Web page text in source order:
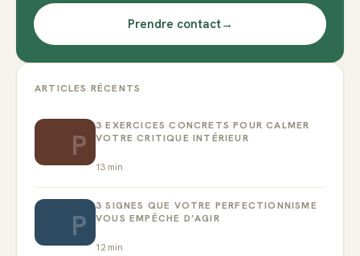
Prendre contact→
ARTICLES RÉCENTS
P
3 EXERCICES CONCRETS POUR CALMER
VOTRE CRITIQUE INTÉRIEUR
13 min
P
3 SIGNES QUE VOTRE PERFECTIONNISME
VOUS EMPÊCHE D’AGIR
12 min